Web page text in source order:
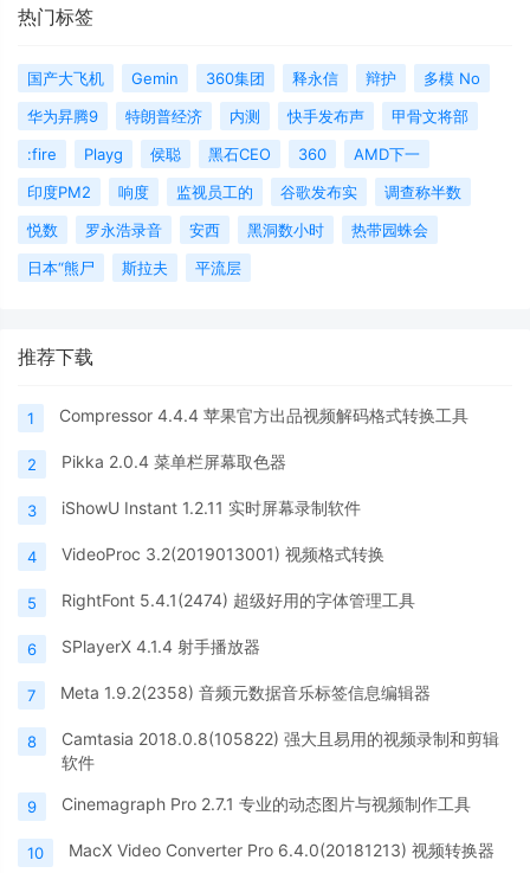
热门标签
国产大飞机 Gemin 360集团 释永信 辩护
多模 No
华为昇腾9
特朗普经济 内测 快手发布声
甲骨文将部
:fire
Playg 侯聪 黑石CEO 360
AMD下一
印度PM2
响度 监视员工的 谷歌发布实
调查称半数
悦数
罗永浩录音 安西 黑洞数小时
热带园蛛会
日本“熊尸
斯拉夫 平流层
推荐下载
1 Compressor 4.4.4 苹果官方出品视频解码格式转换工具
2 Pikka 2.0.4 菜单栏屏幕取色器
3 iShowU Instant 1.2.11 实时屏幕录制软件
4 VideoProc 3.2(2019013001) 视频格式转换
5 RightFont 5.4.1(2474) 超级好用的字体管理工具
6 SPlayerX 4.1.4 射手播放器
7 Meta 1.9.2(2358) 音频元数据音乐标签信息编辑器
8
Camtasia 2018.0.8(105822) 强大且易用的视频录制和剪辑
软件
9 Cinemagraph Pro 2.7.1 专业的动态图片与视频制作工具
10 MacX Video Converter Pro 6.4.0(20181213) 视频转换器